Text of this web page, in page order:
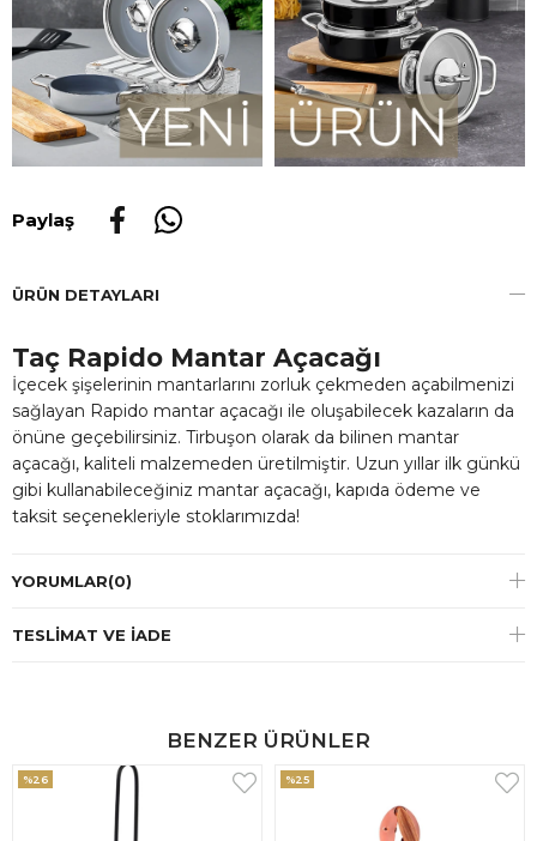
Paylaş
ÜRÜN DETAYLARI
Taç Rapido Mantar Açacağı
İçecek şişelerinin mantarlarını zorluk çekmeden açabilmenizi
sağlayan Rapido mantar açacağı ile oluşabilecek kazaların da
önüne geçebilirsiniz. Tirbuşon olarak da bilinen mantar
açacağı, kaliteli malzemeden üretilmiştir. Uzun yıllar ilk günkü
gibi kullanabileceğiniz mantar açacağı, kapıda ödeme ve
taksit seçenekleriyle stoklarımızda!
YORUMLAR(0)
TESLIMAT VE İADE
BENZER ÜRÜNLER
%26 %25